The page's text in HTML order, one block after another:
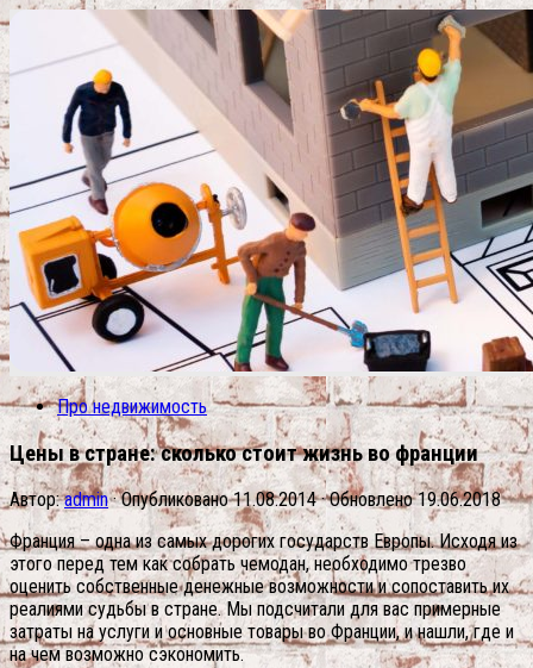
Про недвижимость
Цены в стране: сколько стоит жизнь во франции
Автор:admin · Опубликовано11.08.2014· Обновлено19.06.2018
Франция – одна из самых дорогих государств Европы. Исходя из
этого перед тем как собрать чемодан, необходимо трезво
оценить собственные денежные возможности и сопоставить их
реалиями судьбы в стране. Мы подсчитали для вас примерные
затраты на услуги и основные товары во Франции, и нашли, где и
на чем возможно сэкономить.